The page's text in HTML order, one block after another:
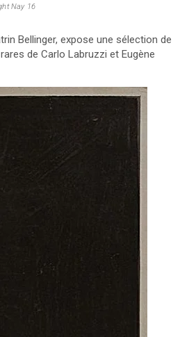
Nay 16
Bellinger, expose une sélection de
de Carlo Labruzzi et Eugène